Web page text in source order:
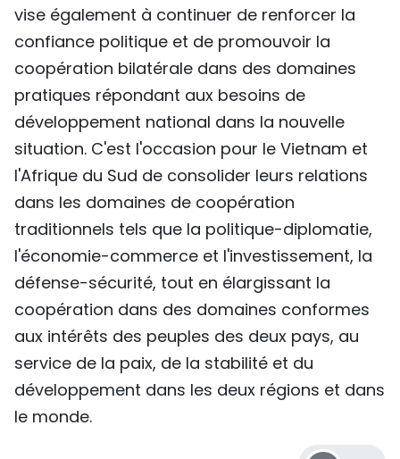
vise également à continuer de renforcer la
confiance politique et de promouvoir la
coopération bilatérale dans des domaines
pratiques répondant aux besoins de
développement national dans la nouvelle
situation. C'est l'occasion pour le Vietnam et
l'Afrique du Sud de consolider leurs relations
dans les domaines de coopération
traditionnels tels que la politique-diplomatie,
l'économie-commerce et l'investissement, la
défense-sécurité, tout en élargissant la
coopération dans des domaines conformes
aux intérêts des peuples des deux pays, au
service de la paix, de la stabilité et du
développement dans les deux régions et dans
le monde.